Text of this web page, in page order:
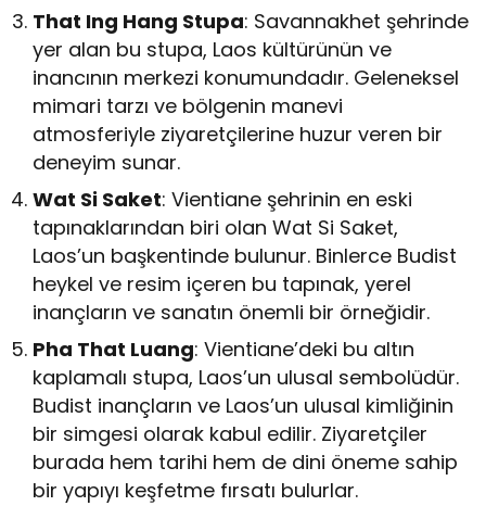
That Ing Hang Stupa: Savannakhet şehrinde
yer alan bu stupa, Laos kültürünün ve
inancının merkezi konumundadır. Geleneksel
mimari tarzı ve bölgenin manevi
atmosferiyle ziyaretçilerine huzur veren bir
deneyim sunar.
Wat Si Saket: Vientiane şehrinin en eski
tapınaklarından biri olan Wat Si Saket,
Laos’un başkentinde bulunur. Binlerce Budist
heykel ve resim içeren bu tapınak, yerel
inançların ve sanatın önemli bir örneğidir.
Pha That Luang: Vientiane’deki bu altın
kaplamalı stupa, Laos’un ulusal sembolüdür.
Budist inançların ve Laos’un ulusal kimliğinin
bir simgesi olarak kabul edilir. Ziyaretçiler
burada hem tarihi hem de dini öneme sahip
bir yapıyı keşfetme fırsatı bulurlar.